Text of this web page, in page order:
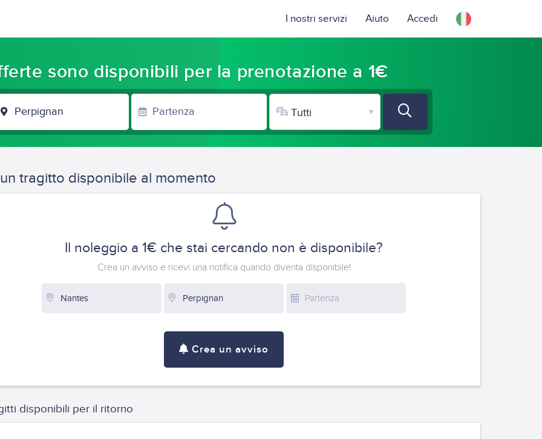
I nostri servizi Aiuto Accedi
sono disponibili per la prenotazione a 1€
DI
tragitto disponibile al momento
Il noleggio a 1€ che stai cercando non è disponibile?
Crea un avviso e ricevi una notifica quando diventa disponibile!
Crea un avviso
disponibili per il ritorno